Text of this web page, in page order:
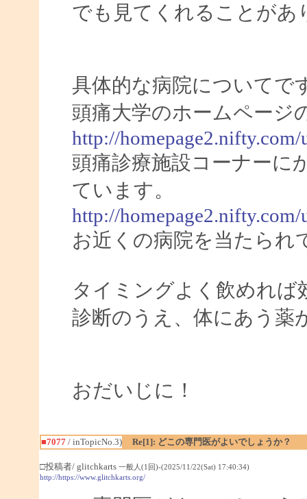
でも見てくれることがあ
具体的な病院についてで
頭痛大学のホームページ
http://homepage2.nifty.com/
頭痛診療施設コーナーに
ています。
http://
お近くの病院を当たられ
タイミングよく飲めれ
診断のうえ、体にあう薬
おだいじに！
■7077/ inTopicNo.3) Re[1]: どこの専門医がよいでしょうか？
□投稿者/ glitchkarts 一般人(1回)-(2025/11/22(Sat) 17:40:34)
http://https://www.glitchkarts.org/